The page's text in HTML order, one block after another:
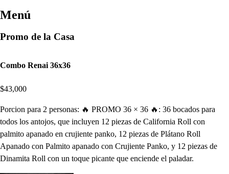
Menú
Promo de la Casa
Combo Renai 36x36
$43,000
Porcion para 2 personas: 🔥 PROMO 36 × 36 🔥: 36 bocados para
todos los antojos, que incluyen 12 piezas de California Roll con
palmito apanado en crujiente panko, 12 piezas de Plátano Roll
Apanado con Palmito apanado con Crujiente Panko, y 12 piezas de
Dinamita Roll con un toque picante que enciende el paladar.